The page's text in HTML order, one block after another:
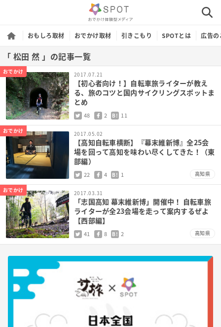
おもしろ取材 おでかけ取材 引きこもり SPOTとは 広告
「 松田 然 」の記事一覧
おでかけ 2017.07.21
【初心者向け！】自転車旅ライターが教え
る、旅のコツと国内サイクリングスポットま
とめ
48 2 B! 11
おでかけ 2017.05.02
【高知自転車横断】『幕末維新博』全25会
場を回って高知を味わい尽くしてきた！（東
部編）
22 4 B! 1 高知県
おでかけ 2017.03.31
「志国高知 幕末維新博」開催中！ 自転車旅
ライターが全23会場を走って案内するぜよ
【西部編】
41 8 B! 2 高知県